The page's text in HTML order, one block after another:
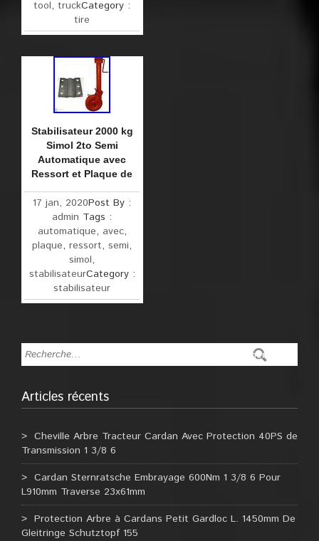
tool,truckCategory :
tire
Stabilisateur 2000 kg
Simol 2to Semi
Automatique avec
Ressort et Plaque de
17 jan, 2020Post By :
admin Tags :
automatique, avec,
plaque,ressort,semi,
simol,
stabilisateurCategory :
stabilisateur
Articles récents
Cheville Arbre Tracteur Cardan Avec Protection 40PS de
Transmission 1 3/8 6
Cardan Sternratsche Embrayage 600Nm 1 3/8 6 Pour
L910mm Traverse 23x61mm
Protection Arbre à Cardans Petit Gardloc L. 1450mm De
Gleitringe Schutztopf 155